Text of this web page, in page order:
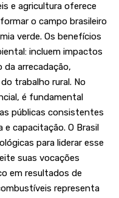
e agricultura oferece
o campo brasileiro
verde. Os benefícios
incluem impactos
arrecadação,
trabalho rural. No
é fundamental
públicas consistentes
capacitação. O Brasil
para liderar esse
suas vocações
em resultados de
representa